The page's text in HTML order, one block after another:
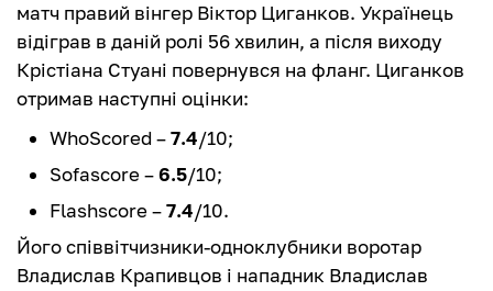
матч правий вінгер Віктор Циганков. Українець
відіграв в даній ролі 56 хвилин, а після виходу
Крістіана Стуані повернувся на фланг. Циганков
отримав наступні оцінки:
WhoScored –7.4/10;
Sofascore –6.5/10;
Flashscore –7.4/10.
Його співвітчизники-одноклубники воротар
Владислав Крапивцов і нападник Владислав